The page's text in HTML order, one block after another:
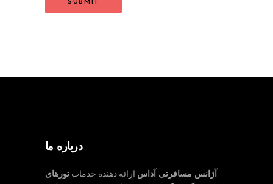
درباره ما
آژانس مسافرتی آداس ارائه دهنده خدماتتورهای